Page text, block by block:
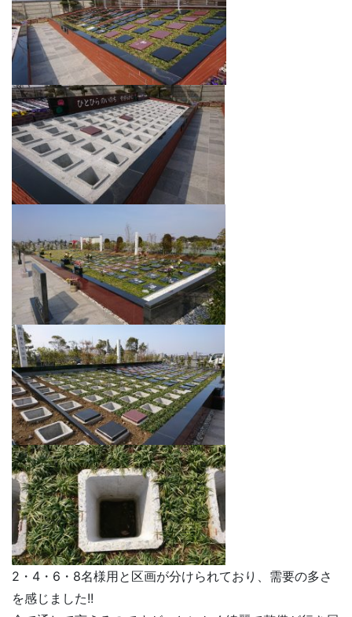
2・4・6・8名様用と区画が分けられており、需要の多さ
を感じました!!